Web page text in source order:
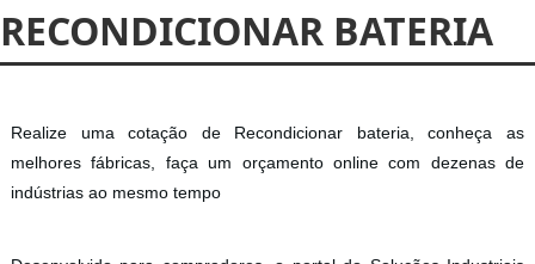
RECONDICIONAR BATERIA
Realize uma cotação de Recondicionar bateria, conheça as
melhores fábricas, faça um orçamento online com dezenas de
indústrias ao mesmo tempo